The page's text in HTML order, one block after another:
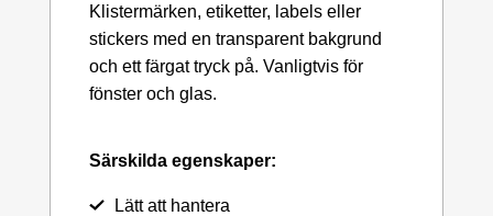
Klistermärken, etiketter, labels eller
stickers med en transparent bakgrund
och ett färgat tryck på. Vanligtvis för
fönster och glas.
Särskilda egenskaper:
Lätt att hantera